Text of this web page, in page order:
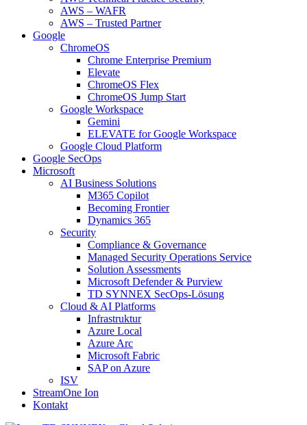
AWS – WAFR
AWS – Trusted Partner
Google
ChromeOS
Chrome Enterprise Premium
Elevate
ChromeOS Flex
ChromeOS Jump Start
Google Workspace
Gemini
ELEVATE for Google Workspace
Google Cloud Platform
Google SecOps
Microsoft
AI Business Solutions
M365 Copilot
Becoming Frontier
Dynamics 365
Security
Compliance & Governance
Managed Security Operations Service
Solution Assessments
Microsoft Defender & Purview
TD SYNNEX SecOps-Lösung
Cloud & AI Platforms
Infrastruktur
Azure Local
Azure Arc
Microsoft Fabric
SAP on Azure
ISV
StreamOne Ion
Kontakt